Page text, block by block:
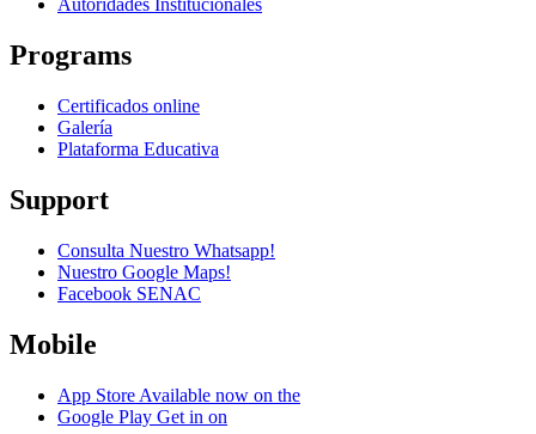
Autoridades Institucionales
Programs
Certificados online
Galería
Plataforma Educativa
Support
Consulta Nuestro Whatsapp!
Nuestro Google Maps!
Facebook SENAC
Mobile
App Store Available now on the
Google Play Get in on